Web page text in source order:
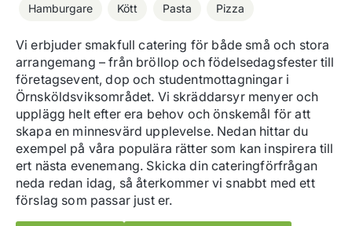
Hamburgare Kött Pasta Pizza
Vi erbjuder smakfull catering för både små och stora
arrangemang – från bröllop och födelsedagsfester till
företagsevent, dop och studentmottagningar i
Örnsköldsviksområdet. Vi skräddarsyr menyer och
upplägg helt efter era behov och önskemål för att
skapa en minnesvärd upplevelse. Nedan hittar du
exempel på våra populära rätter som kan inspirera till
ert nästa evenemang. Skicka din cateringförfrågan
neda redan idag, så återkommer vi snabbt med ett
förslag som passar just er.